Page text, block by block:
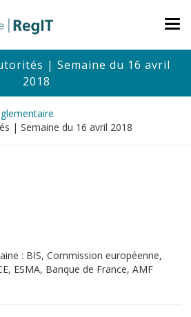
| Semaine du 16 avril
2018
| Semaine du 16 avril 2018
: BIS, Commission européenne,
ESMA, Banque de France, AMF